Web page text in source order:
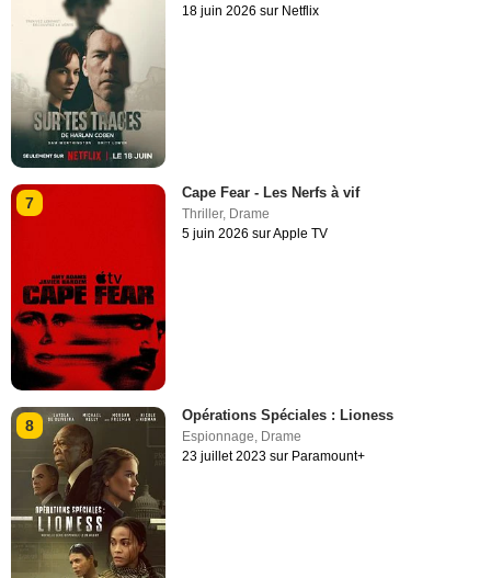
18 juin 2026 sur Netflix
7
Cape Fear - Les Nerfs à vif
Thriller, Drame
5 juin 2026 sur Apple TV
8
Opérations Spéciales : Lioness
Espionnage, Drame
23 juillet 2023 sur Paramount+